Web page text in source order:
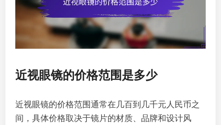
近视眼镜的价格范围是多少
近视眼镜的价格范围通常在几百到几千元人民币之
间，具体价格取决于镜片的材质、品牌和设计风